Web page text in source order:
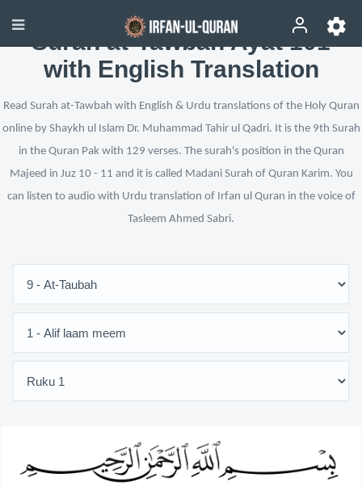
Surah at-Tawbah Ayat 101
with English Translation
Read Surah at-Tawbah with English & Urdu translations of the Holy Quran
online by Shaykh ul Islam Dr. Muhammad Tahir ul Qadri. It is the 9th Surah
in the Quran Pak with 129 verses. The surah's position in the Quran
Majeed in Juz 10 - 11 and it is called Madani Surah of Quran Karim. You
can listen to audio with Urdu translation of Irfan ul Quran in the voice of
Tasleem Ahmed Sabri.